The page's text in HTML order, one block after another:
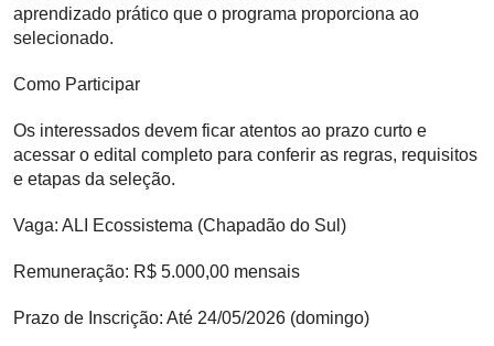
aprendizado prático que o programa proporciona ao
selecionado.
Como Participar
Os interessados devem ficar atentos ao prazo curto e
acessar o edital completo para conferir as regras, requisitos
e etapas da seleção.
Vaga: ALI Ecossistema (Chapadão do Sul)
Remuneração: R$ 5.000,00 mensais
Prazo de Inscrição: Até 24/05/2026 (domingo)